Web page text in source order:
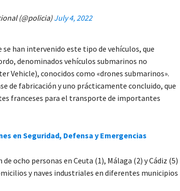
(@policia)July 4, 2022
han intervenido este tipo de vehículos, que
denominados vehículos submarinos no
Vehicle), conocidos como «drones submarinos».
de fabricación y uno prácticamente concluido, que
franceses para el transporte de importantes
en Seguridad, Defensa y Emergencias
ocho personas en Ceuta (1), Málaga (2) y Cádiz (5)
y naves industriales en diferentes municipios